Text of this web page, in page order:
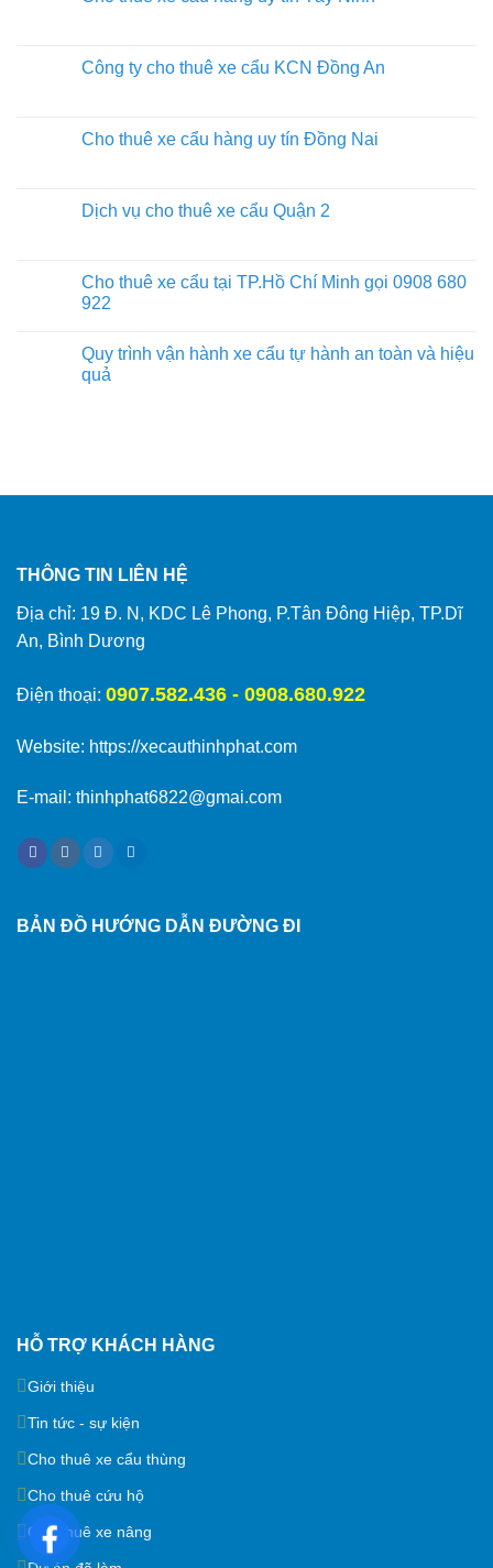
Công ty cho thuê xe cẩu KCN Đồng An
Cho thuê xe cẩu hàng uy tín Đồng Nai
Dịch vụ cho thuê xe cẩu Quận 2
Cho thuê xe cẩu tại TP.Hồ Chí Minh gọi 0908 680
922
Quy trình vận hành xe cẩu tự hành an toàn và hiệu
quả
THÔNG TIN LIÊN HỆ
Địa chỉ: 19 Đ. N, KDC Lê Phong, P.Tân Đông Hiệp, TP.Dĩ
An, Bình Dương
Điện thoại: 0907.582.436 - 0908.680.922
Website: https://xecauthinhphat.com
E-mail: thinhphat6822@gmai.com
HỖ TRỢ KHÁCH HÀNG
Giới thiệu
Tin tức - sự kiện
Cho thuê xe cẩu thùng
Cho thuê cứu hộ
Cho thuê xe nâng
BẢN ĐỒ HƯỚNG DẪN ĐƯỜNG ĐI